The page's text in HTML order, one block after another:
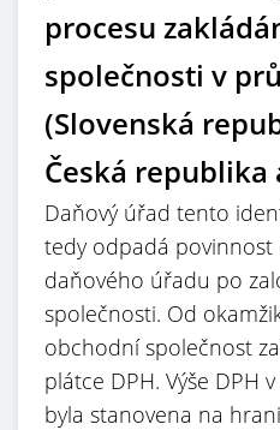
procesu
společnosti v
(Slovenská
Česká republika
Daňový úřad tento
tedy odpadá povinnost
daňového úřadu po
společnosti. Od
obchodní společnost
plátce DPH. Výše DPH
byla stanovena na